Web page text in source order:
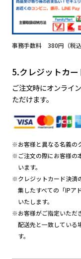
事務手数料 380円（税込
5.クレジットカー
ご注文時にオンライ
ただけます。
※お客様と異なる名義の
※ご注文の際にお客様の
います。
※クレジットカード決済
集したすべての「IPア
いたします。
※お客様がご指定いただ
配送先と一致している
す。